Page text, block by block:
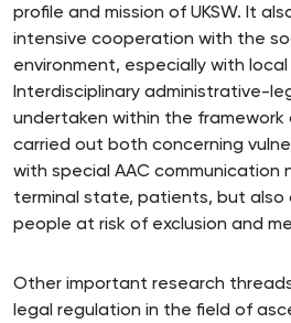
profile and mission of UKSW. It
intensive cooperation with the
environment, especially with
Interdisciplinary administrative-
undertaken within the framework
carried out both concerning
with special AAC communication
terminal state, patients, but also
people at risk of exclusion and
Other important research
legal regulation in the field of